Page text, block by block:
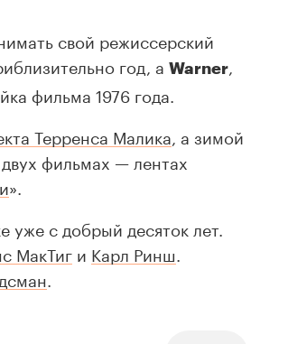
свой режиссерский
год, а Warner
фильма 1976 года.
Терренса Малика , а зимой
фильмах — лентах
».
уже с добрый десяток лет.
МакТиг и Карл Ринш